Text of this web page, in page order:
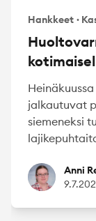
Hankkeet ·
jalkautuvat
siemeneksi
Anni
Anni